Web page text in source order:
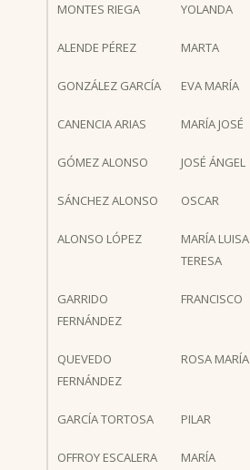
MONTES RIEGA YOLANDA
ALENDE PÉREZ MARTA
GONZÁLEZ GARCÍA EVA MARÍA
CANENCIA ARIAS MARÍA JOSÉ
GÓMEZ ALONSO JOSÉ ÁNGEL
SÁNCHEZ ALONSO OSCAR
ALONSO LÓPEZ
MARÍA LUISA
TERESA
GARRIDO
FERNÁNDEZ
FRANCISCO
QUEVEDO
FERNÁNDEZ
ROSA MARÍA
GARCÍA TORTOSA PILAR
OFFROY ESCALERA
MARÍA